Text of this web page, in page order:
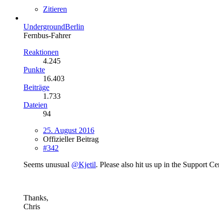
Zitieren
UndergroundBerlin
Fernbus-Fahrer
Reaktionen
4.245
Punkte
16.403
Beiträge
1.733
Dateien
94
25. August 2016
Offizieller Beitrag
#342
Seems unusual @Kjetil. Please also hit us up in the Support
Thanks,
Chris